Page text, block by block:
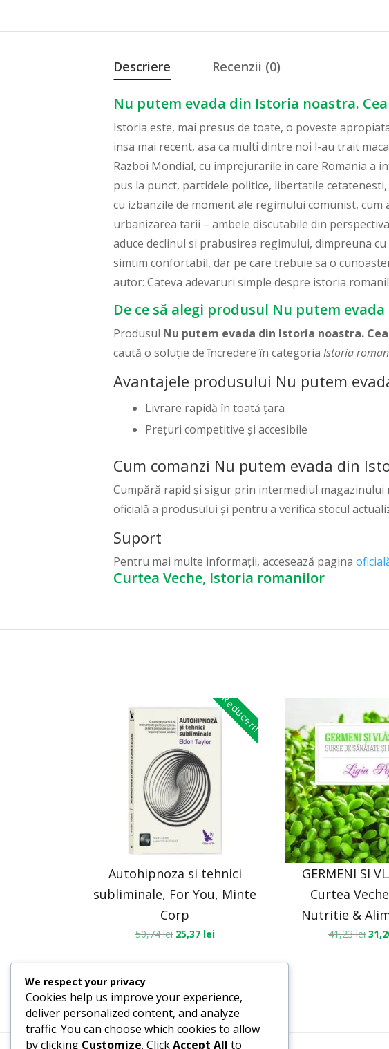
Descriere Recenzii (0)
Nu putem evada din Istoria noastra.
Istoria este, mai presus de toate, o poveste
insa mai recent, asa ca multi dintre noi l-au trait
Razboi Mondial, cu imprejurarile in care Romania a
pus la punct, partidele politice, libertatile
cu izbanzile de moment ale regimului comunist,
urbanizarea tarii – ambele discutabile din
aduce declinul si prabusirea regimului, dimpreuna
simtim confortabil, dar pe care trebuie sa o
autor: Cateva adevaruri simple despre istoria
De ce să alegi produsul Nu putem
Produsul Nu putem evada din Istoria noastra.
caută o soluție de încredere în categoriaIstoria
Avantajele produsului Nu putem
Livrare rapidă în toată țara
Prețuri competitive și accesibile
Cum comanzi Nu putem evada din
Cumpără rapid și sigur prin intermediul
oficială a produsului și pentru a verifica stocul
Suport
Pentru mai multe informații, accesează pagina
Curtea Veche, Istoria romanilor
Reduceri!
Autohipnoza si tehnici
subliminale, For You, Minte
Corp
50,74lei 25,37 lei
GERMENI SI
Curtea
Nutritie &
41,23lei
We respect your privacy
Cookies help us improve your experience,
deliver personalized content, and analyze
traffic. You can choose which cookies to allow
by clicking Customize. ClickAccept All to